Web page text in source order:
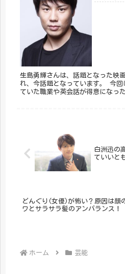
生島勇輝さんは、話題となった映
れ、今話題となっています。 今回
ていた職業や英会話が得意になっ
白洲迅の
ていいと
どんぐり(女優)が怖い？原因は顔
ワとサラサラ髪のアンバランス！
ホーム 芸能